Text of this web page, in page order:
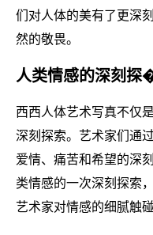
们对人体的美有了更深
然的敬畏。
人类情感的深刻探
西西人体艺术写真不仅
深刻探索。艺术家们通
爱情、痛苦和希望的深
类情感的一次深刻探索
艺术家对情感的细腻触碰